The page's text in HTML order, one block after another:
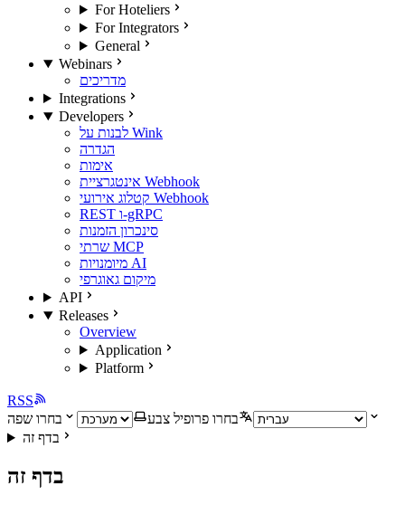
For Hoteliers
For Integrators
General
Webinars
מדריכים
Integrations
Developers
לבנות על Wink
הגדרה
אימות
אינטגרציית Webhook
קטלוג אירועי Webhook
REST ו-gRPC
סינכרון הזמנות
שרתי MCP
מיומנויות AI
מיקום גאוגרפי
API
Releases
Overview
Application
Platform
RSS
בחרו פרופיל צבע
בחרו שפה
בדף זה
בדף זה